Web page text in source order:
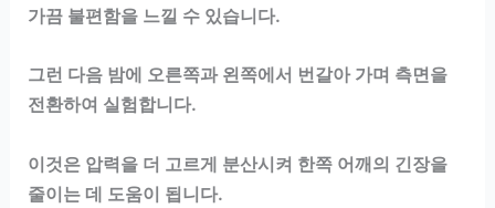
가끔 불편함을 느낄 수 있습니다.
그런 다음 밤에 오른쪽과 왼쪽에서 번갈아 가며 측면을
전환하여 실험합니다.
이것은 압력을 더 고르게 분산시켜 한쪽 어깨의 긴장을
줄이는 데 도움이 됩니다.